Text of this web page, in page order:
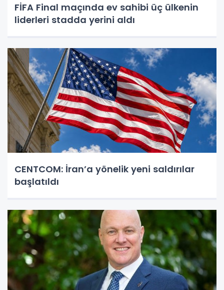
FİFA Final maçında ev sahibi üç ülkenin
liderleri stadda yerini aldı
CENTCOM: İran’a yönelik yeni saldırılar
başlatıldı